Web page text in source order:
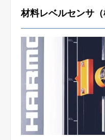
材料レベルセンサ（